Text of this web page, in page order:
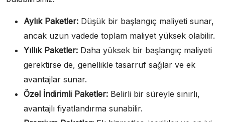
Aylık Paketler: Düşük bir başlangıç maliyeti sunar,
ancak uzun vadede toplam maliyet yüksek olabilir.
Yıllık Paketler: Daha yüksek bir başlangıç maliyeti
gerektirse de, genellikle tasarruf sağlar ve ek
avantajlar sunar.
Özel İndirimli Paketler: Belirli bir süreyle sınırlı,
avantajlı fiyatlandırma sunabilir.